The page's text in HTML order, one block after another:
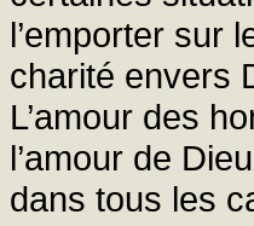
l’emporter sur
charité envers
L’amour des
l’amour de
dans tous les